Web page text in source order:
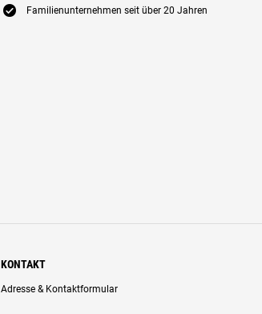
E Familienunternehmen seit über 20 Jahren
KONTAKT
Adresse & Kontaktformular